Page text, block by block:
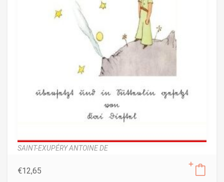
SAINT-EXUPÉRY ANTOINE DE
€12,65